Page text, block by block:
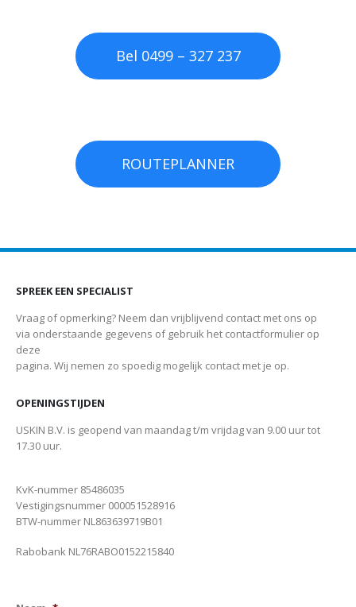
Bel 0499 – 327 237
ROUTEPLANNER
SPREEK EEN SPECIALIST
Vraag of opmerking? Neem dan vrijblijvend contact met ons op
via onderstaande gegevens of gebruik het contactformulier op
deze
pagina. Wij nemen zo spoedig mogelijk contact met je op.
OPENINGSTIJDEN
USKIN B.V. is geopend van maandag t/m vrijdag van 9.00 uur tot
17.30 uur.
KvK-nummer 85486035
Vestigingsnummer 000051528916
BTW-nummer NL863639719B01
Rabobank NL76RABO0152215840